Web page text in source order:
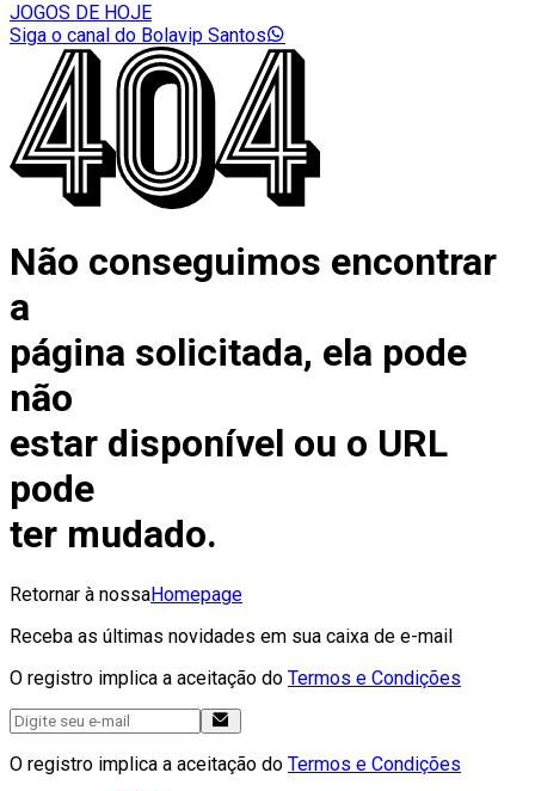
JOGOS DE HOJE
Siga o canal do Bolavip Santos
Não conseguimos encontrar
a
página solicitada, ela pode
não
estar disponível ou o URL
pode
ter mudado.
Retornar à nossaHomepage
Receba as últimas novidades em sua caixa de e-mail
O registro implica a aceitação do Termos e Condições
O registro implica a aceitação do Termos e Condições